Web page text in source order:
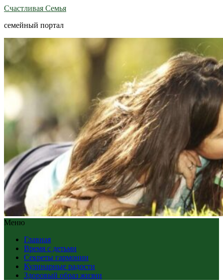
Счастливая Семья
семейный портал
Меню
Главная
Время с детьми
Секреты гармонии
Кулинарные радости
Здоровый образ жизни